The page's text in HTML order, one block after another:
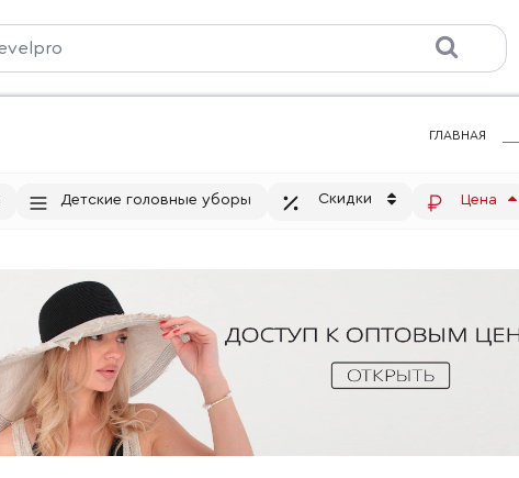
ГЛАВНАЯ
Детские головные уборы Скидки Цена